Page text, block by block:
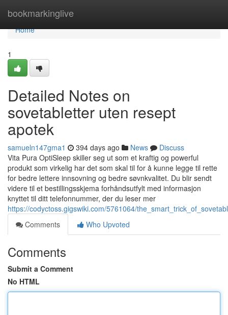
bookmarkinglive
Home
Home
1
Detailed Notes on
sovetabletter uten resept
apotek
samueln147gma1 394 days ago News
Discuss
Vita Pura OptiSleep skiller seg ut som et kraftig og powerful
produkt som virkelig har det som skal til for å kunne legge til rette
for bedre lettere innsovning og bedre søvnkvalitet. Du blir sendt
videre til et bestillingsskjema forhåndsutfylt med informasjon
knyttet til ditt telefonnummer, der du leser mer
https://codyctoss.gigswiki.com/5761064/
Comments
Who Upvoted
Comments
Submit a Comment
No HTML